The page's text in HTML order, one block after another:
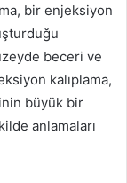
bir enjeksiyon
beceri ve
kalıplama,
büyük bir
anlamaları